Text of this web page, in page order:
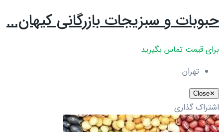
حبوبات و سبزیجات بازرگانی کیهان...
برای قیمت تماس بگیرید
تهران
✕
Close
اشتراک گذاری